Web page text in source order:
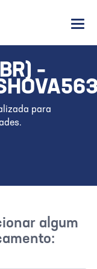
–
para
algum